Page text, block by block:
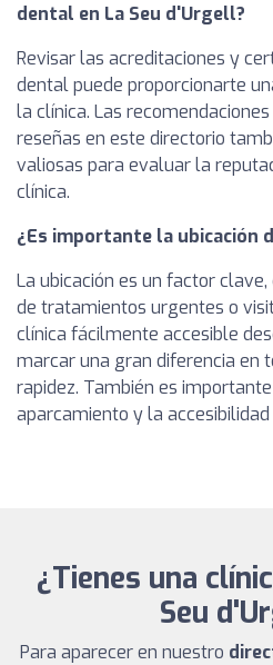
dental en La Seu d'Urgell?
Revisar las acreditaciones y
dental puede proporcionarte
la clínica. Las
reseñas en este directorio
valiosas para evaluar la
clínica.
¿Es importante la ubicación
La ubicación es un factor
de tratamientos urgentes o
clínica fácilmente accesible
marcar una gran diferencia en
rapidez. También es
aparcamiento y la
¿Tienes una
Seu
Para aparecer en nuestro